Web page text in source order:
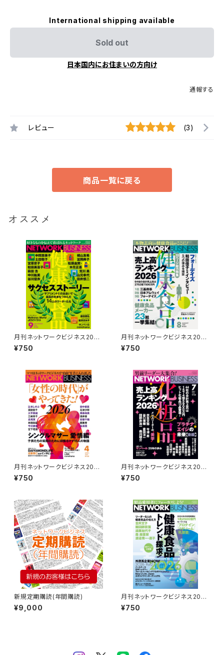
International shipping available
Sold out
日本国内にお住まいの方向け
通報する
レビュー (3)
商品一覧に戻る
オススメ
月刊ネットワークビジネス2026
年9月号
¥750
月刊ネットワークビジネス2026
年8月号
¥750
月刊ネットワークビジネス2026
年４月号
¥750
月刊ネットワークビジネス2026
年7月号
¥750
新規定期購読(年間購読)
¥9,000
月刊ネットワークビジネス2026
年２月号
¥750